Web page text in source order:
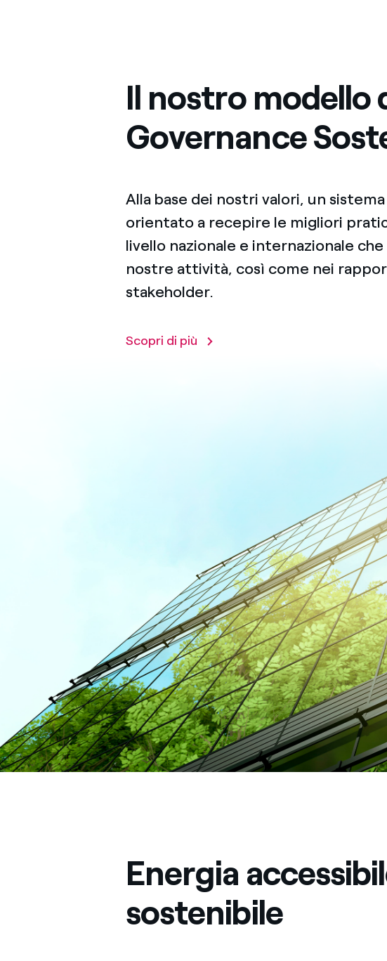
Il nostro modello
Governance
Alla base dei nostri valori, un
orientato a recepire le migliori
livello nazionale e internazionale
nostre attività, così come nei
stakeholder.
Scopri di più
Energia
sostenibile